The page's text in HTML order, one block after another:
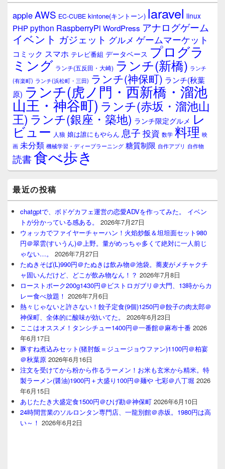
ウ
ィ
ジ
ェ
ア
appleAWS EC-CUBE kintone(キントーン) laravel linux
PHPpython RaspberryPi WordPress アナログゲーム
イベント ガジェット グルメ ゲームマーケット
コミック スマホ テレビ番組 データベース プログラ
ミング ランチ(五反田・大崎) ランチ(新橋) ランチ
(有楽町) ランチ(浜松町・三田) ランチ(神保町) ランチ(秋葉
原) ランチ(虎ノ門・西新橋・溜池
山王・神谷町) ランチ(赤坂・溜池山
王) ランチ(銀座・築地) ランチ限定グルメ レ
ビュー 人狼 娘は誰にもやらん 息子 投資 数学 料理 映
画 未分類 機械学習・ディープラーニング 糖質制限 自作アプリ 自作物
読書食べ歩き
最近の投稿
chatgptで、ボドゲカフェ運営の恋愛ADVを作ってみた。 イベン
トが分かっている感ある。
2026年7月27日
ウォッカでファイヤーチャーハン！火焰炒飯＆坦坦面セット980
円＠翠雲(すいうん)＠上野。量がめっちゃ多くて絶対に一人前じ
ゃない…。
2026年7月27日
たぬきそば(L)990円＠たぬきは飲み物＠池袋。蕎麦がメチャクチ
ャ固いんだけど、どこが飲み物なん！？ 2026年7月8日
ローストポーク200g1430円＠ビストロガブリ＠大門、13時からカ
レー食べ放題！ 2026年7月6日
熱々じゃないと許さない！餃子定食(9個)1250円＠餃子の肉太郎＠
神保町、全体的に酸味が効いてた。
2026年6月23日
ここはオススメ！タンシチュー1400円＠一番館＠麻布十番 2026
年6月17日
豚すね煮込みセット(猪肘飯＝ジュージョウファン)1100円＠柏宴
＠秋葉原 2026年6月16日
注文を受けてから粉から作るラーメン！お米も玄米から精米。特
製ラーメン(醤油)1900円＋大盛り100円＠麺や 七彩＠八丁堀 2026
年6月15日
あじたたき大盛定食1500円＠ひげ勘＠神保町 2026年6月10日
24時間営業のソルロンタン専門店、一龍別館＠赤坂。1980円は高
い～！ 2026年6月2日